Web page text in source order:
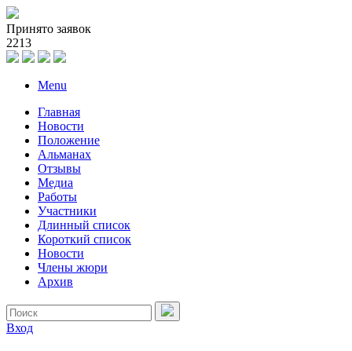
Принято заявок
2213
Menu
Главная
Новости
Положение
Альманах
Отзывы
Медиа
Работы
Участники
Длинный список
Короткий список
Новости
Члены жюри
Архив
Вход